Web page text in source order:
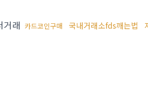
거래 카드코인구매 국내거래소fds깨는법